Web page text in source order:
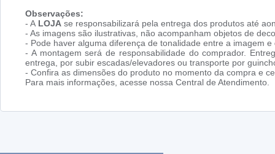
Observações:
- A LOJA se responsabilizará pela entrega dos produtos até
- As imagens são ilustrativas, não acompanham objetos de
- Pode haver alguma diferença de tonalidade entre a imagem
- A montagem será de responsabilidade do comprador.
entrega, por subir escadas/elevadores ou transporte por
- Confira as dimensões do produto no momento da compra e
Para mais informações, acesse nossa Central de Atendimento.